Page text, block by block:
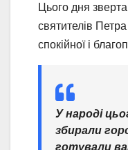
Цього дня
святителів
спокійної і
У народі
збирали
готували